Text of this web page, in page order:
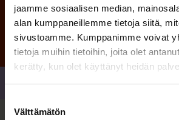
jaamme sosiaalisen median,
alan kumppaneillemme tietoja siitä,
sivustoamme. Kumppanimme voivat
tietoja muihin tietoihin, joita olet
kerätty, kun olet käyttänyt heidän
valinta
Välttämätön